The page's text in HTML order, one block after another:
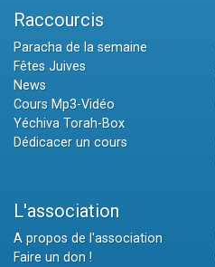
Raccourcis
Paracha de la semaine
Fêtes Juives
News
Cours Mp3-Vidéo
Yéchiva Torah-Box
Dédicacer un cours
L'association
A propos de l'association
Faire un don !